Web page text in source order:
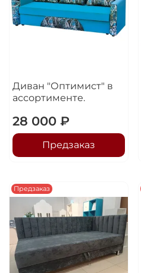
Диван "Оптимист" в
ассортименте.
28 000 ₽
Предзаказ
Предзаказ